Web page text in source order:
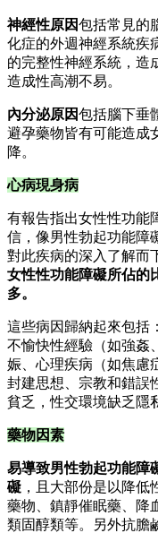
神經性原因包括常見的
化症的外週神經系統疾
的完整性神經系統，造
造成性高潮不易。
內分泌原因包括腦下垂
避孕藥物皆有可能造成
降。
心病現身病
有報告指出女性性功能
信，像男性勃起功能障
對此疾病的深入了解而
女性性功能障礙所佔的
多。
這些病因歸納起來包括
不愉快性經驗（如強姦
娠、心理疾病（如焦慮
封建思想、宗教和錯誤
貧乏，性交環境缺乏隱
藥物因素
易導致男性勃起功能障
礙 ，且大部份是以降
藥物、鎮靜催眠藥、降
類固醇類等。另外抗膽